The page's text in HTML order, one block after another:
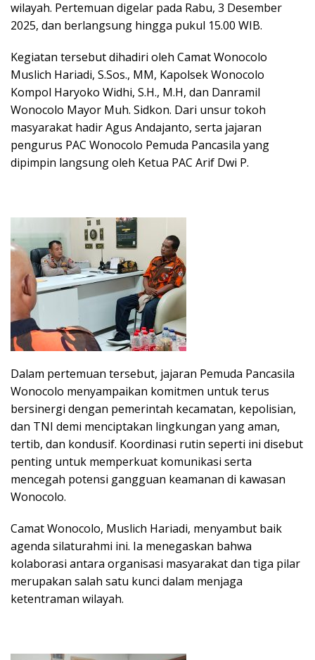
wilayah. Pertemuan digelar pada Rabu, 3 Desember
2025, dan berlangsung hingga pukul 15.00 WIB.
Kegiatan tersebut dihadiri oleh Camat Wonocolo
Muslich Hariadi, S.Sos., MM, Kapolsek Wonocolo
Kompol Haryoko Widhi, S.H., M.H, dan Danramil
Wonocolo Mayor Muh. Sidkon. Dari unsur tokoh
masyarakat hadir Agus Andajanto, serta jajaran
pengurus PAC Wonocolo Pemuda Pancasila yang
dipimpin langsung oleh Ketua PAC Arif Dwi P.
Dalam pertemuan tersebut, jajaran Pemuda Pancasila
Wonocolo menyampaikan komitmen untuk terus
bersinergi dengan pemerintah kecamatan, kepolisian,
dan TNI demi menciptakan lingkungan yang aman,
tertib, dan kondusif. Koordinasi rutin seperti ini disebut
penting untuk memperkuat komunikasi serta
mencegah potensi gangguan keamanan di kawasan
Wonocolo.
Camat Wonocolo, Muslich Hariadi, menyambut baik
agenda silaturahmi ini. Ia menegaskan bahwa
kolaborasi antara organisasi masyarakat dan tiga pilar
merupakan salah satu kunci dalam menjaga
ketentraman wilayah.